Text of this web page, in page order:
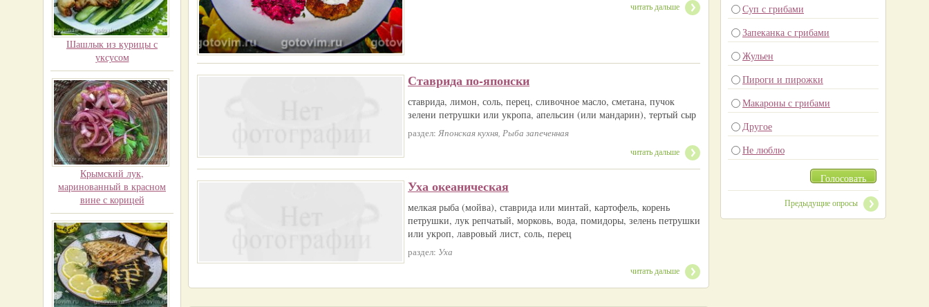
Шашлык из курицы с
уксусом
Крымский лук,
маринованный в красном
вине с корицей
читать дальше
Ставрида по-японски
ставрида, лимон, соль, перец, сливочное масло, сметана, пучок
зелени петрушки или укропа, апельсин (или мандарин), тертый сыр
раздел: Японская кухня, Рыба запеченная
читать дальше
Уха океаническая
мелкая рыба (мойва), ставрида или минтай, картофель, корень
петрушки, лук репчатый, морковь, вода, помидоры, зелень петрушки
или укроп, лавровый лист, соль, перец
раздел: Уха
читать дальше
Суп с грибами
Запеканка с грибами
Жульен
Пироги и пирожки
Макароны с грибами
Другое
Не люблю
Голосовать
Предыдущие опросы